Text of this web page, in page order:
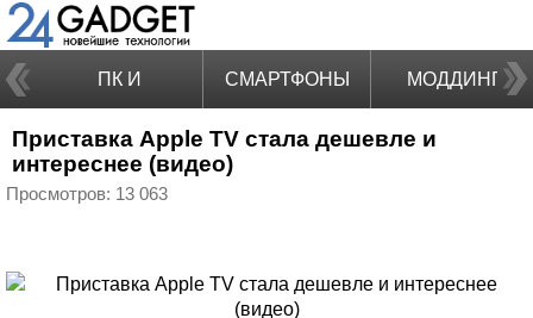
ПК И
НОУТБУКИ
СМАРТФОНЫ МОДДИНГ
Приставка Apple TV стала дешевле и
интереснее (видео)
Просмотров: 13 063